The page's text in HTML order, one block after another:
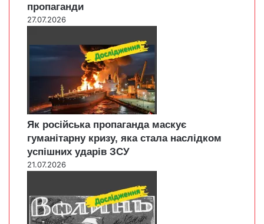
пропаганди
27.07.2026
Як російська пропаганда маскує
гуманітарну кризу, яка стала наслідком
успішних ударів ЗСУ
21.07.2026